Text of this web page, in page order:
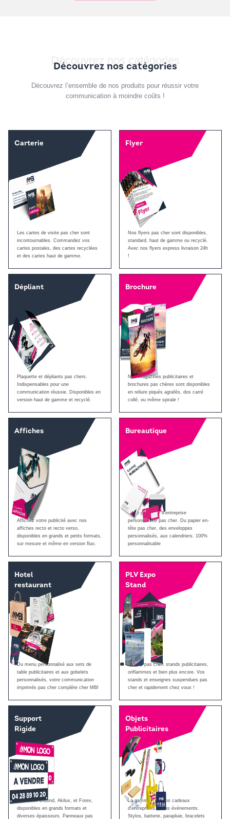
Découvrez nos catégories
Découvrez nos catégories
Découvrez l’ensemble de nos produits pour réussir votre
communication à moindre coûts !
Carterie
Les cartes de visite pas cher sont
incontournables. Commandez vos
cartes postales, des cartes recyclées
et des cartes haut de gamme.
Flyer
Nos flyers pas cher sont disponibles,
standard, haut de gamme ou recyclé.
Avec nos flyers express livraison 24h
!
Dépliant
Plaquette et dépliants pas chers.
Indispensables pour une
communication réussie. Disponibles en
version haut de gamme et recyclé.
Brochure
Nos magazines publicitaires et
brochures pas chères sont disponibles
en reliure piqués agrafés, dos carré
collé, ou même spirale !
Affiches
Affichez votre publicité avec nos
affiches recto et recto verso,
disponibles en grands et petits formats,
sur mesure et même en version fluo.
Bureautique
Votre papeterie d’entreprise
personnalisée pas cher. Du papier en-
tête pas cher, des enveloppes
personnalisés, aux calendriers. 100%
personnalisable
Hotel
restaurant
Du menu personnalisé aux sets de
table publicitaires et aux gobelets
personnalisés, votre communication
imprimés pas cher complète cher MBI
PLV Expo
Stand
Roll up pas cher, stands publicitaires,
oriflammes et bien plus encore. Vos
stands et enseignes suspendues pas
cher et rapidement chez vous !
Support
Rigide
Panneaux Dibond, Akilux, et Forex,
disponibles en grands formats et
diverses épaisseurs. Panneaux pas
Objets
Publicitaires
La gamme pour vos cadeaux
d'entreprises et vos événements.
Stylos, batterie, parapluie, bracelets